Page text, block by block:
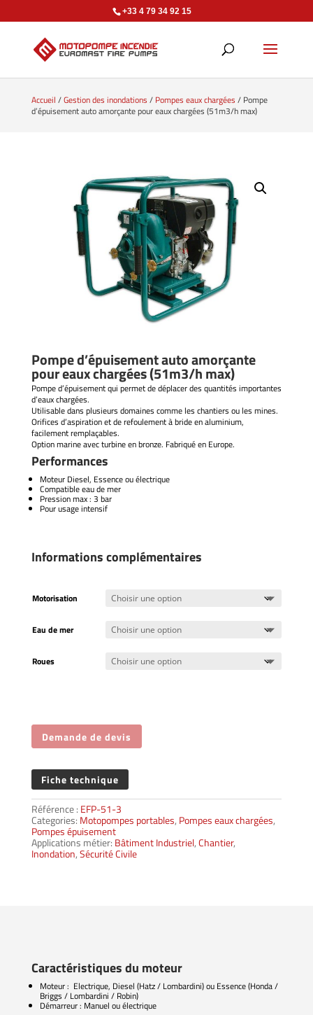
+33 4 79 34 92 15
Accueil /Gestion des inondations / Pompes eaux chargées / Pompe
d’épuisement auto amorçante pour eaux chargées (51m3/h max)
Pompe d’épuisement auto amorçante
pour eaux chargées (51m3/h max)
Pompe d’épuisement qui permet de déplacer des quantités importantes
d’eaux chargées.
Utilisable dans plusieurs domaines comme les chantiers ou les mines.
Orifices d’aspiration et de refoulement à bride en aluminium,
facilement remplaçables.
Option marine avec turbine en bronze. Fabriqué en Europe.
Performances
Moteur Diesel, Essence ou électrique
Compatible eau de mer
Pression max : 3 bar
Pour usage intensif
Informations complémentaires
Motorisation
Eau de mer
Roues
Demande de devis
Fiche technique
Référence : EFP-51-3
Categories: Motopompes portables, Pompes eaux chargées,
Pompes épuisement
Applications métier: Bâtiment Industriel,Chantier,
Inondation,Sécurité Civile
Caractéristiques du moteur
Moteur : Electrique, Diesel (Hatz / Lombardini) ou Essence (Honda /
Briggs / Lombardini / Robin)
Démarreur : Manuel ou électrique